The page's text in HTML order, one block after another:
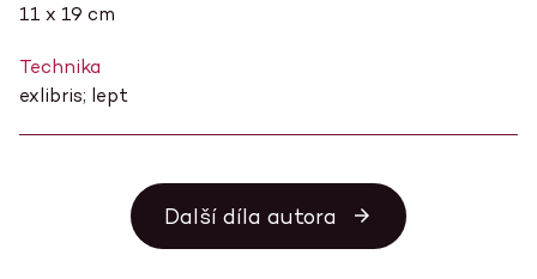
11 x 19 cm
Technika
exlibris; lept
Další díla autora